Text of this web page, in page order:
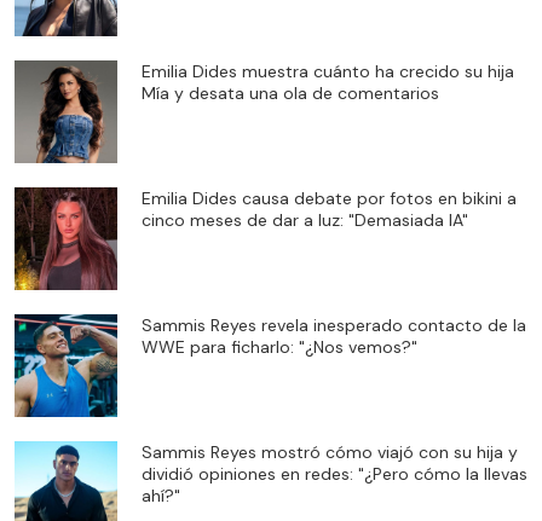
Emilia Dides muestra cuánto ha crecido su hija
Mía y desata una ola de comentarios
Emilia Dides causa debate por fotos en bikini a
cinco meses de dar a luz: "Demasiada IA"
Sammis Reyes revela inesperado contacto de la
WWE para ficharlo: "¿Nos vemos?"
Sammis Reyes mostró cómo viajó con su hija y
dividió opiniones en redes: "¿Pero cómo la llevas
ahí?"